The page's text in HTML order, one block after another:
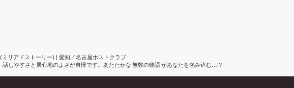
リアドストーリー) | 愛知／名古屋ホストクラブ
しやすさと居心地のよさが自慢です。あたたかな’無数の物語’があなたを包み込む…!?